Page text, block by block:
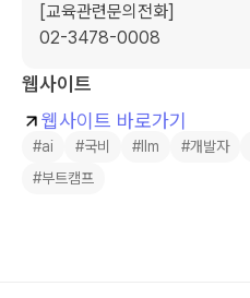
[교육관련문의전화]
02-3478-0008
웹사이트
웹사이트 바로가기
#ai #국비 #llm #개발자
#부트캠프